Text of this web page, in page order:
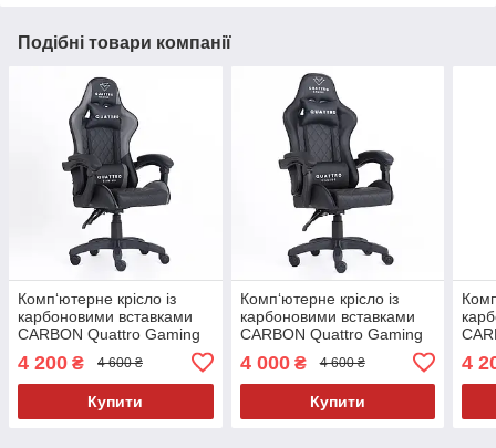
Подібні товари компанії
Комп‘ютерне крісло із
карбоновими вставками
CARBON Quattro Gaming
4 200 ₴ 4 600 ₴
Купити
Комп‘ютерне крісло із
карбоновими вставками
CARBON Quattro Gaming
4 000₴ 4 600 ₴
Купити
4